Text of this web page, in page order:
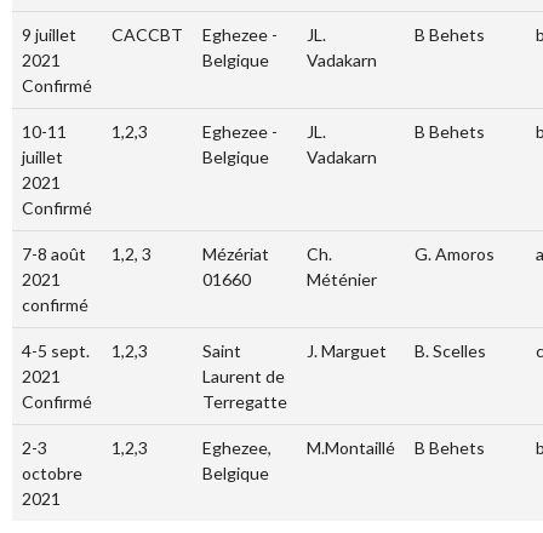
9 juillet
2021
Confirmé
CACCBT
Eghezee -
Belgique
JL.
Vadakarn
B Behets
10-11
juillet
2021
Confirmé
1,2,3
Eghezee -
Belgique
JL.
Vadakarn
B Behets
7-8 août
2021
confirmé
1,2, 3
Mézériat
01660
Ch.
Méténier
G. Amoros
4-5 sept.
2021
Confirmé
1,2,3
Saint
Laurent de
Terregatte
J. Marguet B. Scelles
2-3
octobre
2021
1,2,3
Eghezee,
Belgique
M.Montaillé B Behets